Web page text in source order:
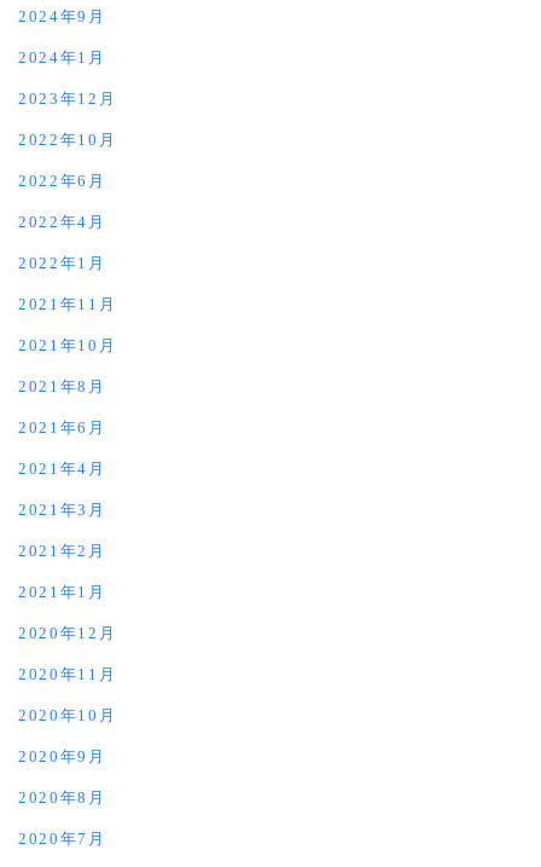
2024年9月
2024年1月
2023年12月
2022年10月
2022年6月
2022年4月
2022年1月
2021年11月
2021年10月
2021年8月
2021年6月
2021年4月
2021年3月
2021年2月
2021年1月
2020年12月
2020年11月
2020年10月
2020年9月
2020年8月
2020年7月